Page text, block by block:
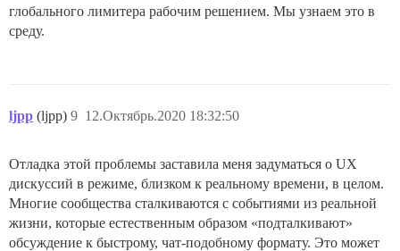
глобального лимитера рабочим решением. Мы узнаем это в
среду.
ljpp (ljpp) 12.Октябрь.2020 18:32:50
9
Отладка этой проблемы заставила меня задуматься о UX
дискуссий в режиме, близком к реальному времени, в целом.
Многие сообщества сталкиваются с событиями из реальной
жизни, которые естественным образом «подталкивают»
обсуждение к быстрому, чат-подобному формату. Это может